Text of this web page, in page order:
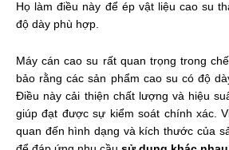
Họ làm điều này để ép vật liệu cao su
độ dày phù hợp.
Máy cán cao su rất quan trọng trong
bảo rằng các sản phẩm cao su có độ
Điều này cải thiện chất lượng và hiệu
giúp đạt được sự kiểm soát chính xác.
quan đến hình dạng và kích thước của